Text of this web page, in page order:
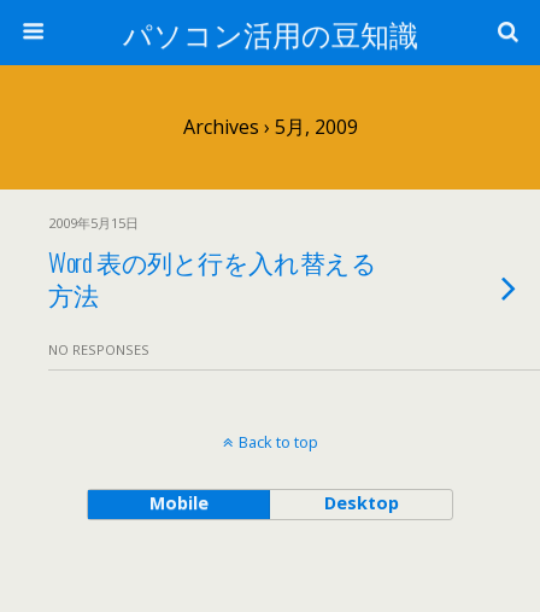
パソコン活用の豆知識
Archives › 5月, 2009
2009年5月15日
Word 表の列と行を入れ替える
方法
NO RESPONSES
Back to top
Mobile Desktop